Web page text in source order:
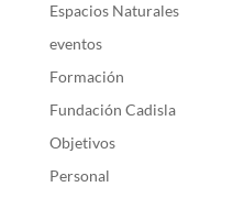
Espacios Naturales
eventos
Formación
Fundación Cadisla
Objetivos
Personal